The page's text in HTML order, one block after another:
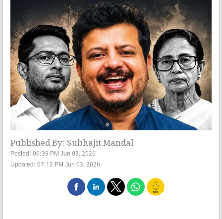
Published By: Subhajit Mandal
Posted: 06:39 PM Jun 03, 2026
Updated: 07:12 PM Jun 03, 2026